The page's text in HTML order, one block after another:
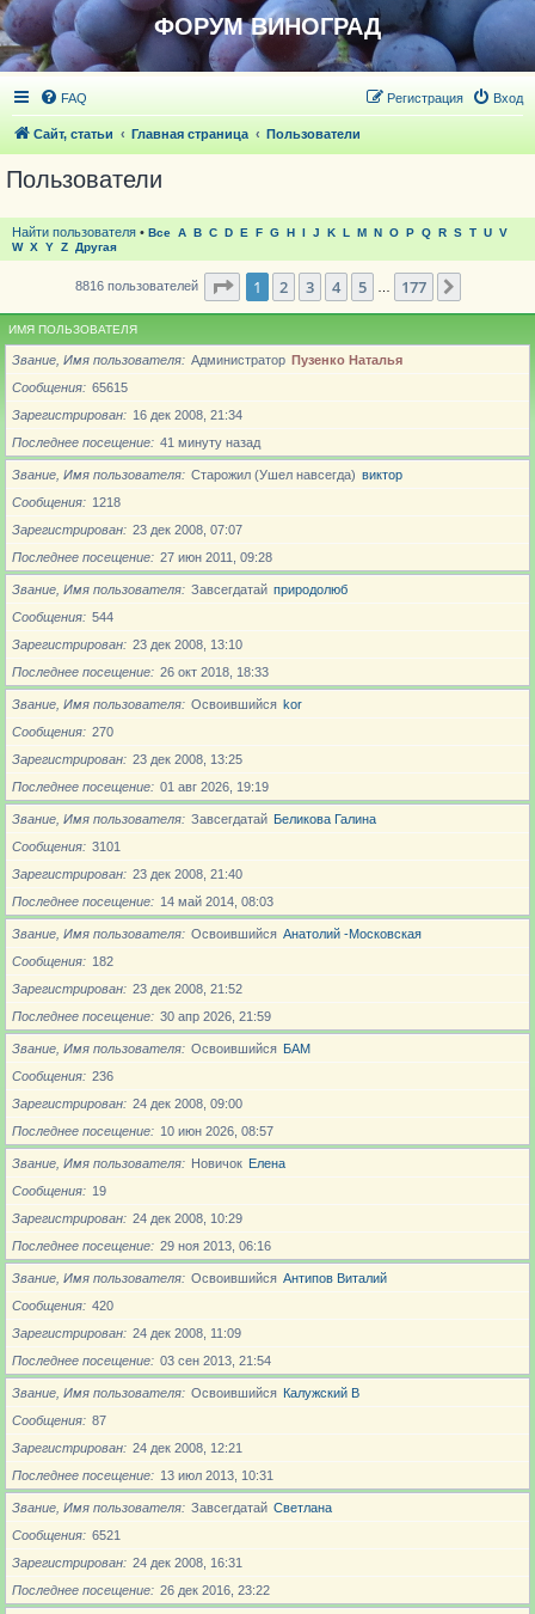
ФОРУМ ВИНОГРАД
FAQ Вход
Регистрация
Сайт, статьи Главная страница Пользователи
Пользователи
Найти пользователя • Все A B C D E F G H I J K L M N O P Q R S T U V
W X Y Z Другая
8816 пользователей Страница из 177
1 2 3 4 5 177
ИМЯ ПОЛЬЗОВАТЕЛЯ
Звание, Имя пользователя Администратор Пузенко Наталья
Сообщения
65615
Зарегистрирован
16 дек 2008, 21:34
Последнее посещение
41 минуту назад
Звание, Имя пользователя Старожил (Ушел навсегда) виктор
Сообщения
1218
Зарегистрирован
23 дек 2008, 07:07
Последнее посещение
27 июн 2011, 09:28
Звание, Имя пользователя Завсегдатай природолюб
Сообщения
544
Зарегистрирован
23 дек 2008, 13:10
Последнее посещение
26 окт 2018, 18:33
Звание, Имя пользователя Освоившийся kor
Сообщения
270
Зарегистрирован
23 дек 2008, 13:25
Последнее посещение
01 авг 2026, 19:19
Звание, Имя пользователя Завсегдатай Беликова Галина
Сообщения
3101
Зарегистрирован
23 дек 2008, 21:40
Последнее посещение
14 май 2014, 08:03
Звание, Имя пользователя Освоившийся Анатолий -Московская
Сообщения
182
Зарегистрирован
23 дек 2008, 21:52
Последнее посещение
30 апр 2026, 21:59
Звание, Имя пользователя Освоившийся БАМ
Сообщения
236
Зарегистрирован
24 дек 2008, 09:00
Последнее посещение
10 июн 2026, 08:57
Звание, Имя пользователя Новичoк Елена
Сообщения
19
Зарегистрирован
24 дек 2008, 10:29
Последнее посещение
29 ноя 2013, 06:16
Звание, Имя пользователя Освоившийся Антипов Виталий
Сообщения
420
Зарегистрирован
24 дек 2008, 11:09
Последнее посещение
03 сен 2013, 21:54
Звание, Имя пользователя Освоившийся Калужский В
Сообщения
87
Зарегистрирован
24 дек 2008, 12:21
Последнее посещение
13 июл 2013, 10:31
Звание, Имя пользователя Завсегдатай Светлана
Сообщения
6521
Зарегистрирован
24 дек 2008, 16:31
Последнее посещение
26 дек 2016, 23:22